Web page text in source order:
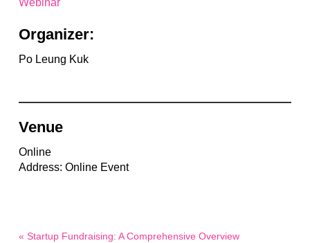
Webinar
Organizer:
Po Leung Kuk
Venue
Online
Address: Online Event
« Startup Fundraising: A Comprehensive Overview